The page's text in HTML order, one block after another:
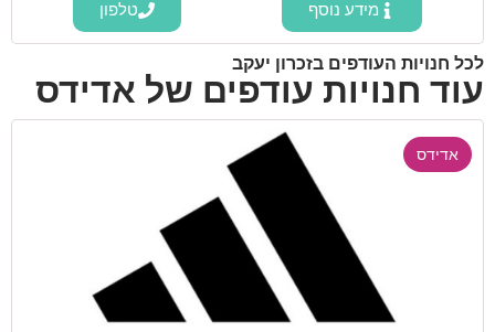
מידע נוסף טלפון
לכל חנויות העודפים בזכרון יעקב
עוד חנויות עודפים של אדידס
אדידס